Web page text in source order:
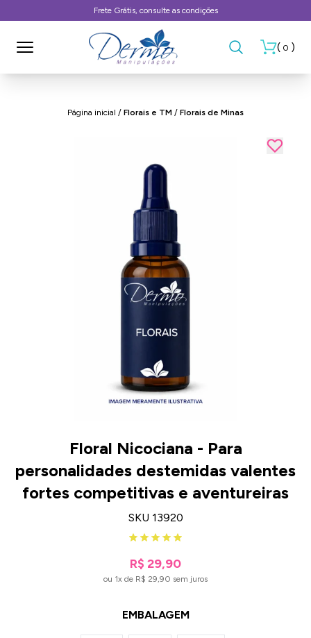
Frete Grátis, consulte as condições
( 0 )
Página inicial / Florais e TM / Florais de Minas
Floral Nicociana - Para
personalidades destemidas valentes
fortes competitivas e aventureiras
SKU 13920
R$ 29,90
ou 1x de R$ 29,90 sem juros
EMBALAGEM